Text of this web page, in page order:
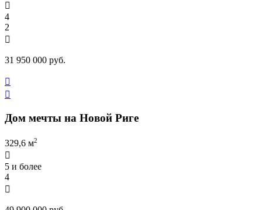

4
2

31 950 000 руб.


Дом мечты на Новой Риге
329,6 м2

5 и более
4
